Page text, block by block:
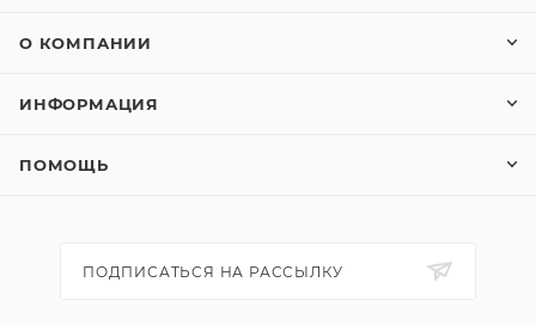
О КОМПАНИИ
ИНФОРМАЦИЯ
ПОМОЩЬ
ПОДПИСАТЬСЯ НА РАССЫЛКУ